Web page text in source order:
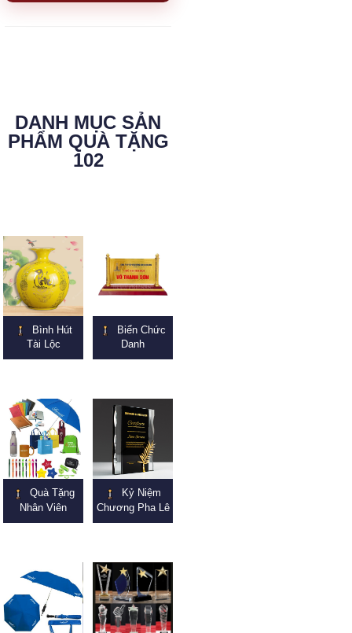
DANH MỤC SẢN
PHẨM QUÀ TẶNG
102
Bình Hút
Tài Lộc
Biển Chức
Danh
Quà Tặng
Nhân Viên
Kỷ Niệm
Chương Pha Lê